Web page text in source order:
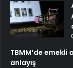
TBMM’de emekli
anlayış